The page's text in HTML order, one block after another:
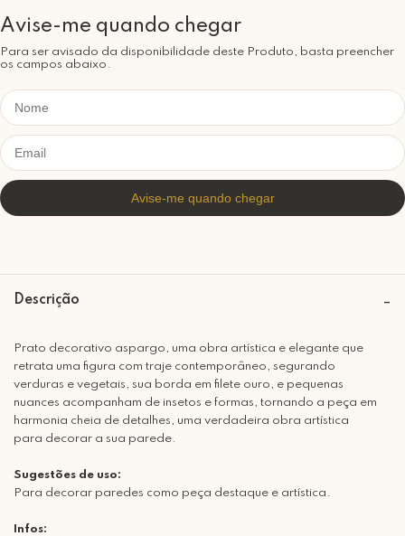
Para ser avisado da disponibilidade deste Produto, basta preencher
os campos abaixo.
Descrição
Prato decorativo aspargo, uma obra artística e elegante que
retrata uma figura com traje contemporâneo, segurando
verduras e vegetais, sua borda em filete ouro, e pequenas
nuances acompanham de insetos e formas, tornando a peça em
harmonia cheia de detalhes, uma verdadeira obra artística
para decorar a sua parede.
Sugestões de uso:
Para decorar paredes como peça destaque e artística.
Infos: